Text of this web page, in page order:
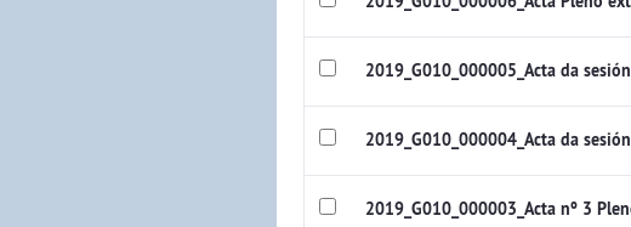
2019_G010_000005_Acta da
2019_G010_000004_Acta da
2019_G010_000003_Acta nº 3